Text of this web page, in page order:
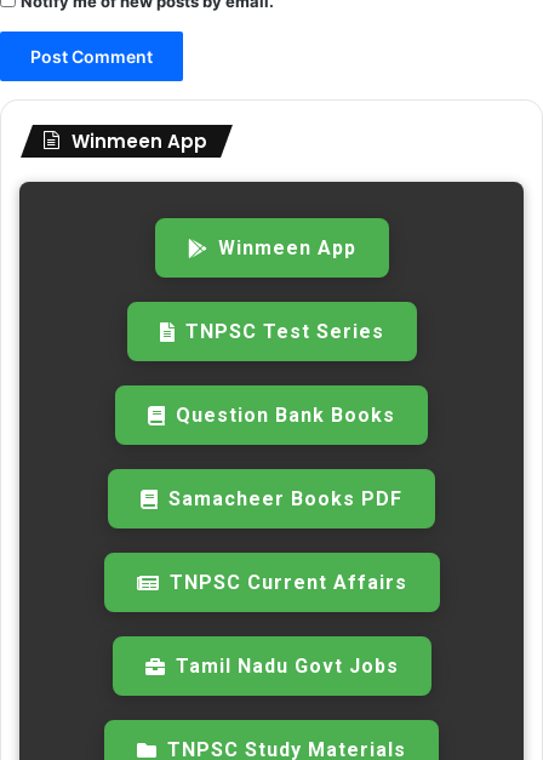
Winmeen App
Winmeen App
TNPSC Test Series
Question Bank Books
Samacheer Books PDF
TNPSC Current Affairs
Tamil Nadu Govt Jobs
TNPSC Study Materials